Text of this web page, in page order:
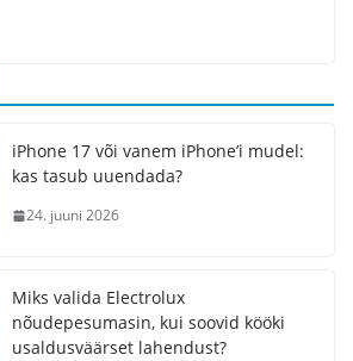
iPhone 17 või vanem iPhone’i mudel:
kas tasub uuendada?
24. juuni 2026
Miks valida Electrolux
nõudepesumasin, kui soovid kööki
usaldusväärset lahendust?